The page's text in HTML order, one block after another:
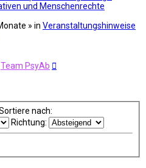
und Menschenrechte
» in Veranstaltungshinweise
Team PsyAb
nach:
Richtung: